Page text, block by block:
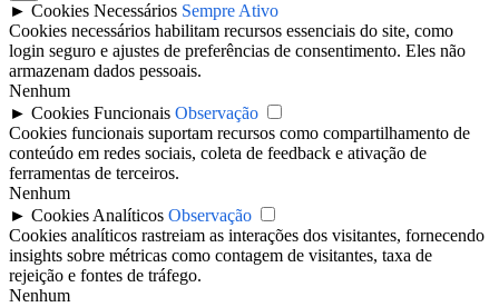
► Cookies Necessários Sempre Ativo
Cookies necessários habilitam recursos essenciais do site, como
login seguro e ajustes de preferências de consentimento. Eles não
armazenam dados pessoais.
Nenhum
► Cookies Funcionais Observação
Cookies funcionais suportam recursos como compartilhamento de
conteúdo em redes sociais, coleta de feedback e ativação de
ferramentas de terceiros.
Nenhum
► Cookies Analíticos Observação
Cookies analíticos rastreiam as interações dos visitantes, fornecendo
insights sobre métricas como contagem de visitantes, taxa de
rejeição e fontes de tráfego.
Nenhum